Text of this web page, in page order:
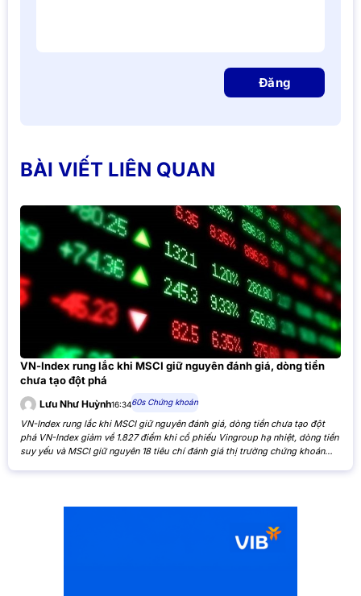
Đăng
BÀI VIẾT LIÊN QUAN
VN-Index rung lắc khi MSCI giữ nguyên đánh giá, dòng tiền
chưa tạo đột phá
Lưu Như Huỳnh16:3460s Chứng khoán
VN-Index rung lắc khi MSCI giữ nguyên đánh giá, dòng tiền chưa tạo đột
phá VN-Index giảm về 1.827 điểm khi cổ phiếu Vingroup hạ nhiệt, dòng tiền
suy yếu và MSCI giữ nguyên 18 tiêu chí đánh giá thị trường chứng khoán